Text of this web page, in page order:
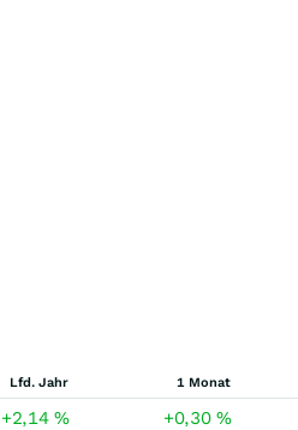
Lfd. Jahr 1 Monat
+2,14% +0,30%